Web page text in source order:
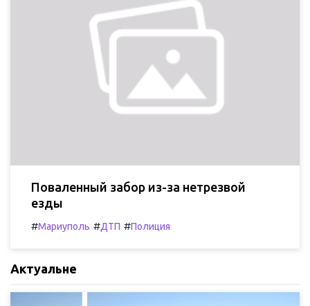
Поваленный забор из-за нетрезвой
езды
#Мариуполь #ДТП #Полиция
Актуальне